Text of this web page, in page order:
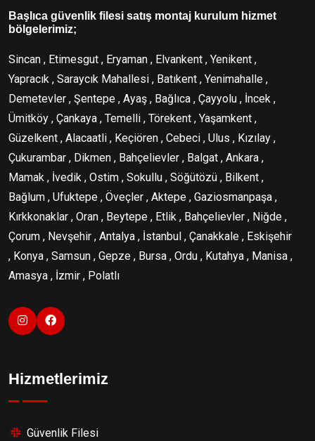
Başlıca güvenlik filesi satış montaj kurulum hizmet
bölgelerimiz;
Sincan , Etimesgut , Eryaman , Elvankent , Yenikent ,
Yapracık , Saraycık Mahallesi , Batıkent , Yenimahalle ,
Demetevler , Şentepe , Ayaş , Bağlıca , Çayyolu , İncek ,
Ümitköy , Çankaya , Temelli , Törekent , Yaşamkent ,
Güzelkent , Alacaatli , Keçiören , Cebeci , Ulus , Kızılay ,
Çukurambar , Dikmen , Bahçelievler , Balgat , Ankara ,
Mamak , İvedik , Ostim , Sokullu , Söğütözü , Bilkent ,
Bağlum , Ufuktepe , Öveçler , Aktepe , Gaziosmanpaşa ,
Kırkkonaklar , Oran , Beytepe , Etlik , Bahçelievler , Niğde ,
Çorum , Nevşehir , Antalya , İstanbul , Çanakkale , Eskişehir
, Konya , Samsun , Gepze , Bursa , Ordu , Kutahya , Manisa ,
Amasya , İzmir , Polatlı
Hizmetlerimiz
Güvenlik Filesi